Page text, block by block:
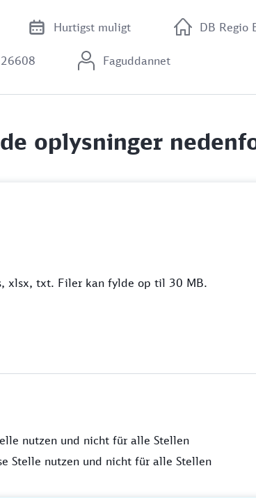
Hurtigst muligt DB Regio
Faguddannet
oplysninger
xlsx, txt. Filer kan fylde op til 30 MB.
nutzen und nicht für alle Stellen
Stelle nutzen und nicht für alle Stellen